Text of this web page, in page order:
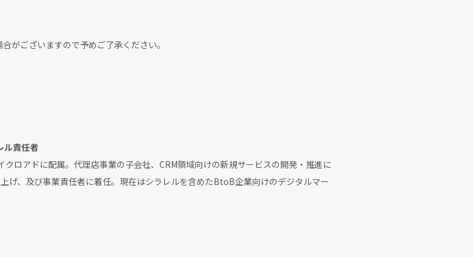
がございますので予めご了承ください。
ル責任者
ロアドに配属。代理店事業の子会社、CRM領域向けの新規サービスの開発・推進に
げ、及び事業責任者に着任。現在はシラレルを含めたBtoB企業向けのデジタルマー